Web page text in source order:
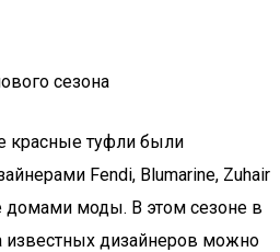
сезона
красные туфли были
Fendi, Blumarine, Zuhair
домами моды. В этом сезоне в
известных дизайнеров можно